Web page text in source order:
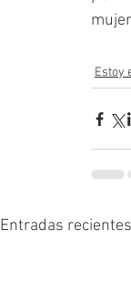
Estoy
Entradas recientes